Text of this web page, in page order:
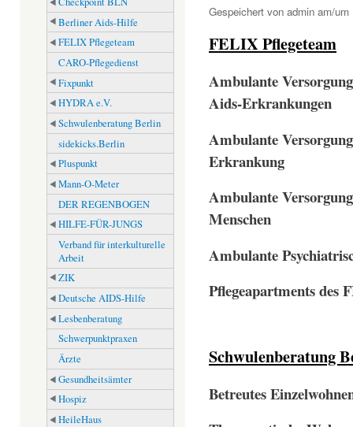
Berliner Aids-Hilfe
FELIX Pflegeteam
CARO-Pflegedienst
Fixpunkt
HYDRA e.V.
Schwulenberatung Berlin
sidekicks.Berlin
Pluspunkt
Mann-O-Meter
DER REGENBOGEN
HILFE-FÜR-JUNGS
Verband für interkulturelle
Arbeit
ZIK
Deutsche AIDS-Hilfe
Lesbenberatung
Schwerpunktpraxen
Ärzte
Gesundheitsämter
Hospiz
HeileHaus
Gespeichert von admin am/um
FELIX Pflegeteam
Ambulante
Aids-Erkrankungen
Ambulante
Erkrankung
Ambulante
Menschen
Ambulante
Pflegeapartments des
Schwulenberatung
Betreutes